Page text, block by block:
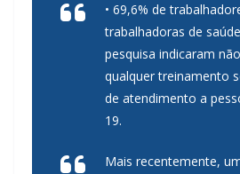
• 69,6% de
trabalhadoras de
pesquisa indicaram
qualquer treinamento
de atendimento a
19.
Mais recentemente,